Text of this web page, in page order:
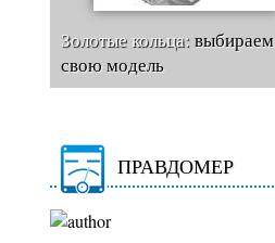
Золотые кольца:выбираем
свою модель
ПРАВДОМЕР